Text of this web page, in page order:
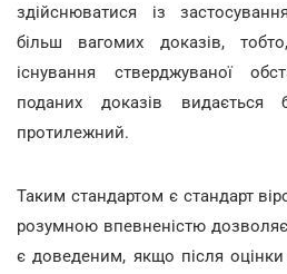
здійснюватися із
більш вагомих доказів,
існування стверджуваної
поданих доказів видається
протилежний.
Таким стандартом є стандарт
розумною впевненістю
є доведеним, якщо після